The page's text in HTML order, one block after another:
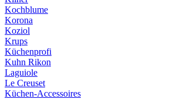
Kochblume
Korona
Koziol
Krups
Küchenprofi
Kuhn Rikon
Laguiole
Le Creuset
Küchen-Accessoires